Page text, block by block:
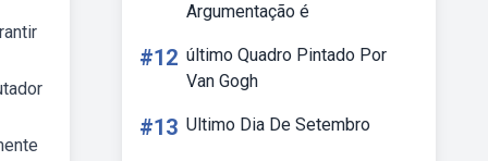
Argumentação é
#12 último Quadro Pintado Por
Van Gogh
#13 Ultimo Dia De Setembro